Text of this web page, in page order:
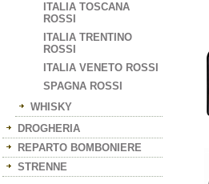
ITALIA TOSCANA
ROSSI
ITALIA TRENTINO
ROSSI
ITALIA VENETO ROSSI
SPAGNA ROSSI
WHISKY
DROGHERIA
REPARTO BOMBONIERE
STRENNE